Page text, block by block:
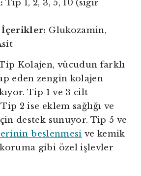
Tip 1, 2, 3, 5, 10 (sığır
İçerikler: Glukozamin,
Kolajen, vücudun farklı
eden zengin kolajen
Tip 1 ve 3 cilt
2 ise eklem sağlığı ve
destek sunuyor. Tip 5 ve
beslenmesi ve kemik
gibi özel işlevler